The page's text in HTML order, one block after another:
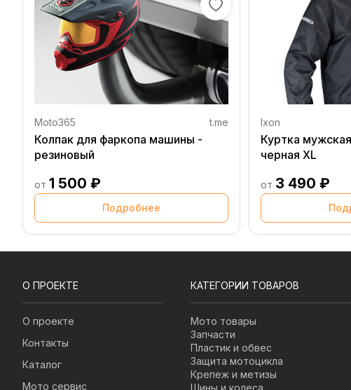
Moto365 t.me
Колпак для фаркопа машины -
резиновый
от 1 500 ₽
Подробнее
Ixon
Куртка
черная XL
от 3 490 ₽
О ПРОЕКТЕ
О проекте
Контакты
Каталог
Мото сервис
КАТЕГОРИИ ТОВАРОВ
Мото товары
Запчасти
Пластик и обвес
Защита мотоцикла
Крепеж и метизы
Шины и колеса